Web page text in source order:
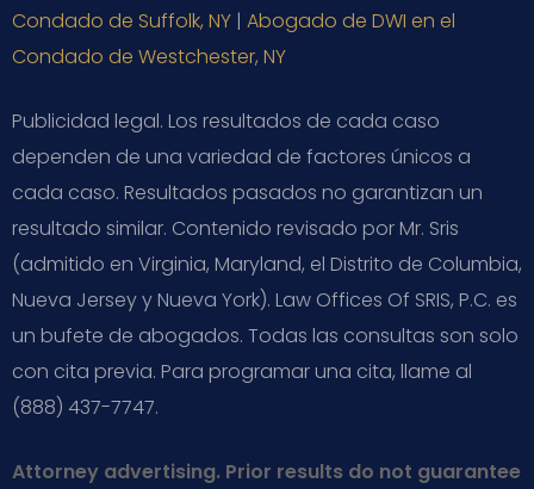
Condado de Suffolk, NY | Abogado de DWI en el
Condado de Westchester, NY
Publicidad legal. Los resultados de cada caso
dependen de una variedad de factores únicos a
cada caso. Resultados pasados no garantizan un
resultado similar. Contenido revisado por Mr. Sris
(admitido en Virginia, Maryland, el Distrito de Columbia,
Nueva Jersey y Nueva York). Law Offices Of SRIS, P.C. es
un bufete de abogados. Todas las consultas son solo
con cita previa. Para programar una cita, llame al
(888) 437-7747.
Attorney advertising. Prior results do not guarantee